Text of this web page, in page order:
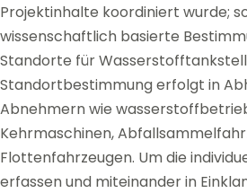
Projektinhalte koordiniert wurde;
wissenschaftlich basierte
Standorte für
Standortbestimmung erfolgt in
Abnehmern wie
Kehrmaschinen,
Flottenfahrzeugen. Um die
erfassen und miteinander in